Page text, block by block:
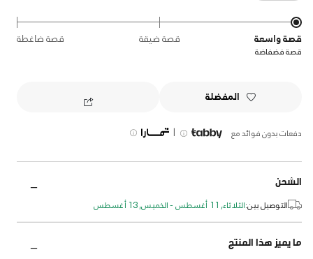
قصة واسعة قصة ضيقة قصة ضاغطة
قصة فضفاضة
المفضلة
دفعات بدون فوائد مع |
الشحن
التوصيل بين:الثلاثاء, 11 أغسطس - الخميس, 13 أغسطس
ما يميز هذا المنتج